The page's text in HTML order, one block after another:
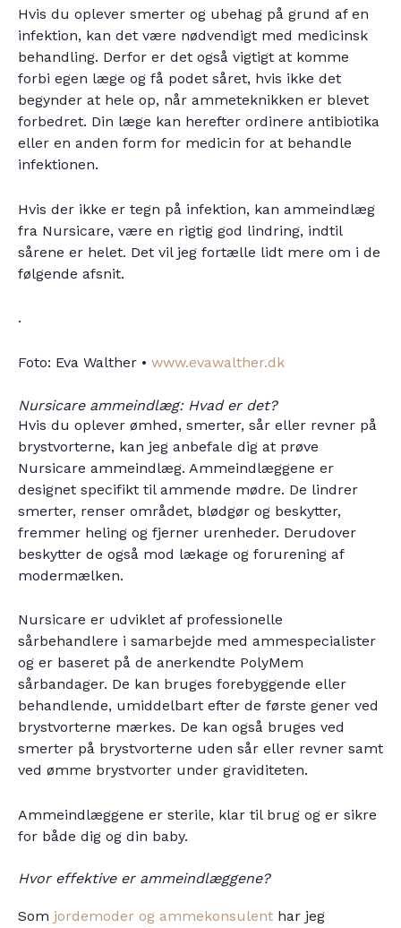
Hvis du oplever smerter og ubehag på grund af en
infektion, kan det være nødvendigt med medicinsk
behandling. Derfor er det også vigtigt at komme
forbi egen læge og få podet såret, hvis ikke det
begynder at hele op, når ammeteknikken er blevet
forbedret. Din læge kan herefter ordinere antibiotika
eller en anden form for medicin for at behandle
infektionen.
Hvis der ikke er tegn på infektion, kan ammeindlæg
fra Nursicare, være en rigtig god lindring, indtil
sårene er helet. Det vil jeg fortælle lidt mere om i de
følgende afsnit.
.
Foto: Eva Walther • www.evawalther.dk
Nursicare ammeindlæg: Hvad er det?
Hvis du oplever ømhed, smerter, sår eller revner på
brystvorterne, kan jeg anbefale dig at prøve
Nursicare ammeindlæg. Ammeindlæggene er
designet specifikt til ammende mødre. De lindrer
smerter, renser området, blødgør og beskytter,
fremmer heling og fjerner urenheder. Derudover
beskytter de også mod lækage og forurening af
modermælken.
Nursicare er udviklet af professionelle
sårbehandlere i samarbejde med ammespecialister
og er baseret på de anerkendte PolyMem
sårbandager. De kan bruges forebyggende eller
behandlende, umiddelbart efter de første gener ved
brystvorterne mærkes. De kan også bruges ved
smerter på brystvorterne uden sår eller revner samt
ved ømme brystvorter under graviditeten.
Ammeindlæggene er sterile, klar til brug og er sikre
for både dig og din baby.
Hvor effektive er ammeindlæggene?
Som jordemoder og ammekonsulent har jeg